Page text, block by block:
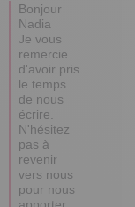
Bonjour
Nadia
Je vous
remercie
d'avoir pris
le temps
de nous
écrire.
N'hésitez
pas à
revenir
vers nous
pour nous